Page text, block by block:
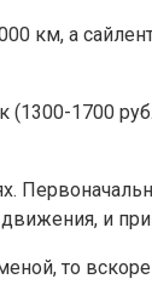
км, а
1700
и
то